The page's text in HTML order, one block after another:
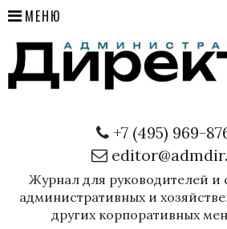
МЕНЮ
+7 (495) 969-
Журнал для руководителей и
административных и
других корпоративных